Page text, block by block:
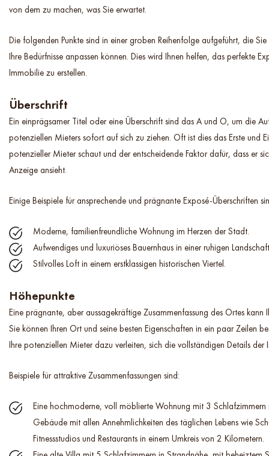
von dem zu machen, was Sie erwartet.
Die folgenden Punkte sind in einer groben Reihenfolge aufgeführt, die
Ihre Bedürfnisse anpassen können. Dies wird Ihnen helfen, das perfekte
Immobilie zu erstellen.
Überschrift
Ein einprägsamer Titel oder eine Überschrift sind das A und O, um die
potenziellen Mieters sofort auf sich zu ziehen. Oft ist dies das Erste und
potenzieller Mieter schaut und der entscheidende Faktor dafür, dass er
Anzeige ansieht.
Einige Beispiele für ansprechende und prägnante Exposé-Überschriften
Moderne, familienfreundliche Wohnung im Herzen der Stadt.
Aufwendiges und luxuriöses Bauernhaus in einer ruhigen
Stilvolles Loft in einem erstklassigen historischen Viertel.
Höhepunkte
Eine prägnante, aber aussagekräftige Zusammenfassung des Ortes kann
Sie können Ihren Ort und seine besten Eigenschaften in ein paar Zeilen
Ihre potenziellen Mieter dazu verleiten, sich die vollständigen Details der
Beispiele für attraktive Zusammenfassungen sind:
Eine hochmoderne, voll möblierte Wohnung mit 3 Schlafzimmern
Gebäude mit allen Annehmlichkeiten des täglichen Lebens wie
Fitnessstudios und Restaurants in einem Umkreis von 2 Kilometern.